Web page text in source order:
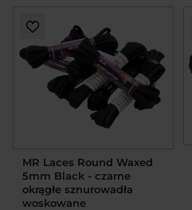
MR Laces Round Waxed
5mm Black - czarne
okrągłe sznurowadła
woskowane